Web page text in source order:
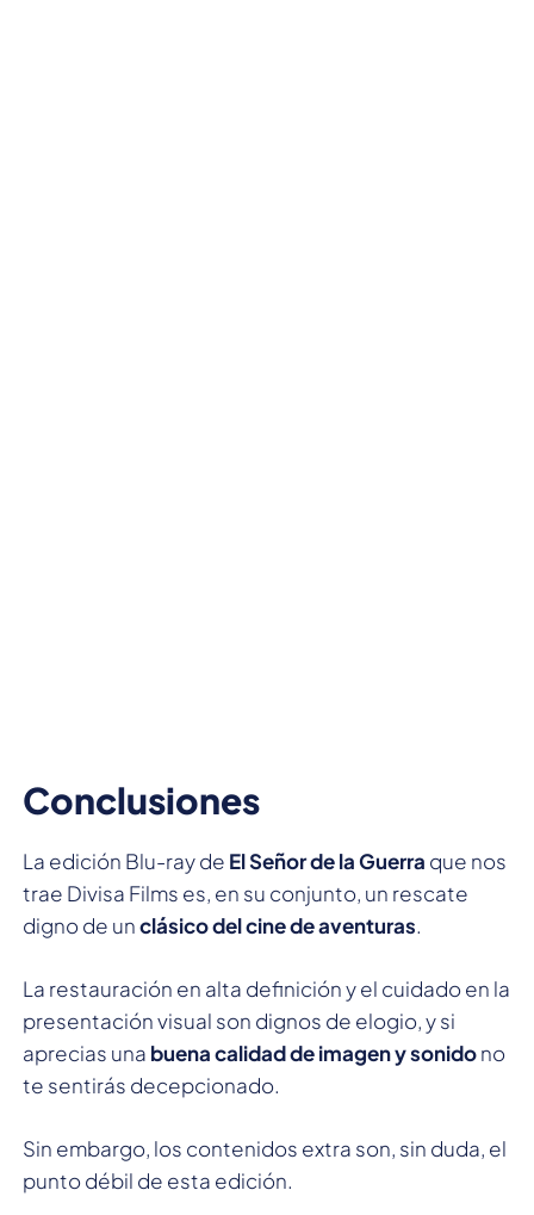
Conclusiones
La edición Blu-ray de El Señor de la Guerra que nos
trae Divisa Films es, en su conjunto, un rescate
digno de unclásico del cine de aventuras.
La restauración en alta definición y el cuidado en la
presentación visual son dignos de elogio, y si
aprecias una buena calidad de imagen y sonidono
te sentirás decepcionado.
Sin embargo, los contenidos extra son, sin duda, el
punto débil de esta edición.